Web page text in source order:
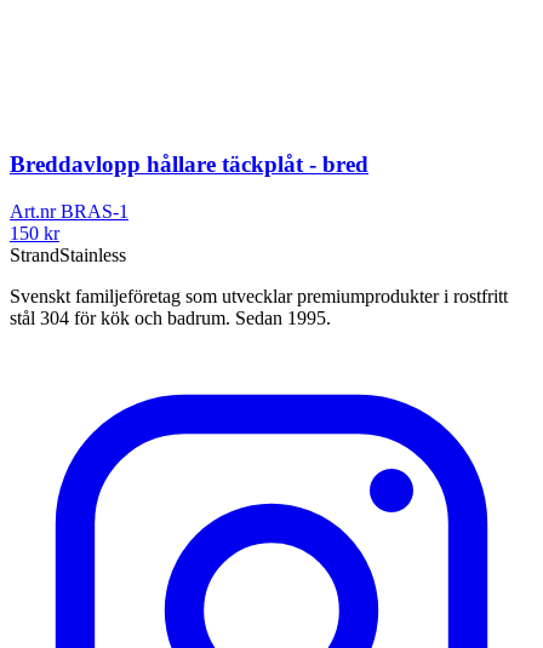
Breddavlopp hållare täckplåt - bred
Art.nrBRAS-1
150 kr
StrandStainless
Svenskt familjeföretag som utvecklar premiumprodukter i rostfritt
stål 304 för kök och badrum. Sedan 1995.